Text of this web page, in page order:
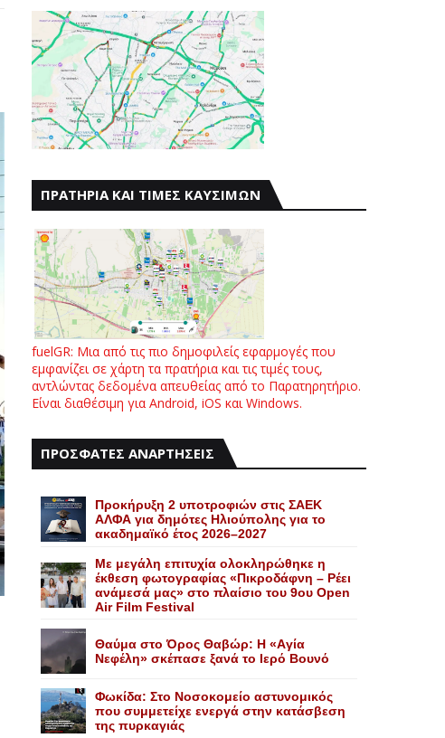
ΠΡΑΤΗΡΙΑ ΚΑΙ ΤΙΜΕΣ ΚΑΥΣΙΜΩΝ
fuelGR: Μια από τις πιο δημοφιλείς εφαρμογές που
εμφανίζει σε χάρτη τα πρατήρια και τις τιμές τους,
αντλώντας δεδομένα απευθείας από το Παρατηρητήριο.
Είναι διαθέσιμη για Android, iOS και Windows.
ΠΡΟΣΦΑΤΕΣ ΑΝΑΡΤΗΣΕΙΣ
Προκήρυξη 2 υποτροφιών στις ΣΑΕΚ
ΑΛΦΑ για δημότες Ηλιούπολης για το
ακαδημαϊκό έτος 2026–2027
Με μεγάλη επιτυχία ολοκληρώθηκε η
έκθεση φωτογραφίας «Πικροδάφνη – Ρέει
ανάμεσά μας» στο πλαίσιο του 9ου Open
Air Film Festival
Θαύμα στο Όρος Θαβώρ: H «Aγία
Nεφέλη» σκέπασε ξανά το Iερό Bουνό
Φωκίδα: Στο Νοσοκομείο αστυνομικός
που συμμετείχε ενεργά στην κατάσβεση
της πυρκαγιάς